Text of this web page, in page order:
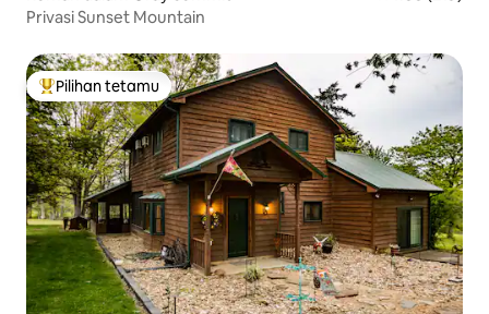
Privasi Sunset Mountain
Pilihan utama tetamu
Pilihan tetamu